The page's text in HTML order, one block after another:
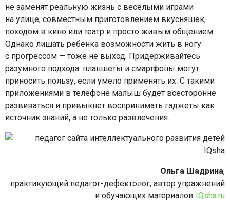
не заменят реальную жизнь с весёлыми играми
на улице, совместным приготовлением вкусняшек,
походом в кино или театр и просто живым общением.
Однако лишать ребёнка возможности жить в ногу
с прогрессом — тоже не выход. Придерживайтесь
разумного подхода: планшеты и смартфоны могут
приносить пользу, если умело применять их. С такими
приложениями в телефоне малыш будет всесторонне
развиваться и привыкнет воспринимать гаджеты как
источник знаний, а не только развлечения.
Ольга Шадрина,
практикующий педагог-дефектолог, автор упражнений
и обучающих материалов IQsha.ru